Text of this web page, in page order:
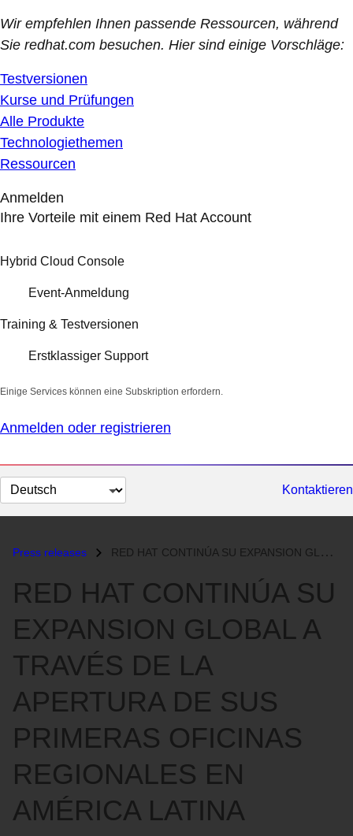
Wir empfehlen Ihnen passende Ressourcen, während
Sie redhat.com besuchen. Hier sind einige Vorschläge:
Testversionen
Kurse und Prüfungen
Alle Produkte
Technologiethemen
Ressourcen
Anmelden
Ihre Vorteile mit einem Red Hat Account
Hybrid Cloud Console
Event-Anmeldung
Training & Testversionen
Erstklassiger Support
Einige Services können eine Subskription erfordern.
Anmelden oder registrieren
Sprache
auswählen
Kontaktieren
Press releases RED HAT CONTINÚA SU EXPANSION GLOBAL A TRAVÉS DE LA APERTURA DE SUS PR...
RED HAT CONTINÚA SU
EXPANSION GLOBAL A
TRAVÉS DE LA
APERTURA DE SUS
PRIMERAS OFICINAS
REGIONALES EN
AMÉRICA LATINA